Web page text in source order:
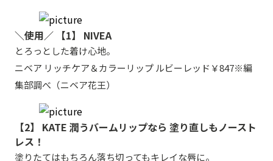
＼使用／ 【1】 NIVEA
とろっとした着け心地。
ニベア リッチケア＆カラーリップ ルビーレッド￥847※編
集部調べ（ニベア花王）
【2】 KATE 潤うバームリップなら 塗り直しもノースト
レス！
塗りたてはもちろん落ち切ってもキレイな唇に。